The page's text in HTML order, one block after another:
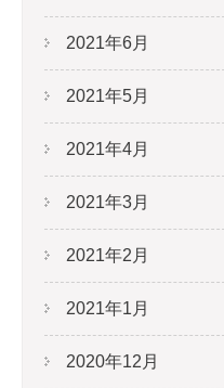
2021年6月
2021年5月
2021年4月
2021年3月
2021年2月
2021年1月
2020年12月